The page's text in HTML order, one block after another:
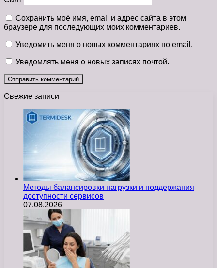
Сохранить моё имя, email и адрес сайта в этом
браузере для последующих моих комментариев.
Уведомить меня о новых комментариях по email.
Уведомлять меня о новых записях почтой.
Свежие записи
Методы балансировки нагрузки и поддержания
доступности сервисов
07.08.2026